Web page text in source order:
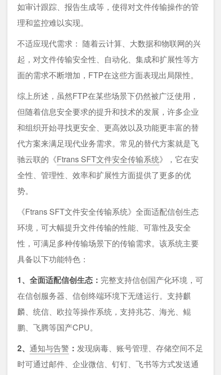
如审计跟踪、报告生成等，使得对文件传输操作的管
理和监控难以实现。
不适应现代需求： 随着云计算、大数据和物联网的兴
起，对文件传输安全性、自动化、集成和扩展性等方
面的需求不断增加，FTP在这些方面表现出局限性。
综上所述，虽然FTP在某些场景下仍然被广泛使用，
但随着信息安全要求的提升和技术的发展，许多企业
和组织开始寻找更安全、更高效以及功能更丰富的替
代方案来满足现代业务需求。常见的替代方案就是飞
驰云联的《Ftrans SFT文件安全传输系统》，它在安
全性、管理性、效率和扩展性方面提供了更多的优
势。
《Ftrans SFT文件安全传输系统》全面适配信创生态
环境，可大幅提升文件传输的性能、可靠性及安全
性，可满足多种传输场景下的传输需求。该系统主要
具备以下功能特色：
1、全面适配信创生态： 完整支持信创国产化环境，可
在信创服务器、信创终端环境下无缝运行。支持麒
麟、统信、欧拉等操作系统，支持兆芯、海光、鲲
鹏、飞腾等国产CPU。
2、 通知与告警 ： 发现病毒、账号管理、存储空间不足
时可通过邮件、企业微信、钉钉、飞书等方式发送通